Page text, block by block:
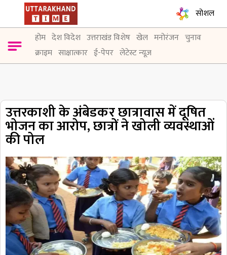
सोशल
होम देश विदेश उत्तराखंड विशेष खेल मनोरंजन चुनाव
क्राइम साक्षात्कार ई-पेपर लेटेस्ट न्यूज़
उत्तरकाशी के अंबेडकर छात्रावास में दूषित
भोजन का आरोप, छात्रों ने खोली व्यवस्थाओं
की पोल